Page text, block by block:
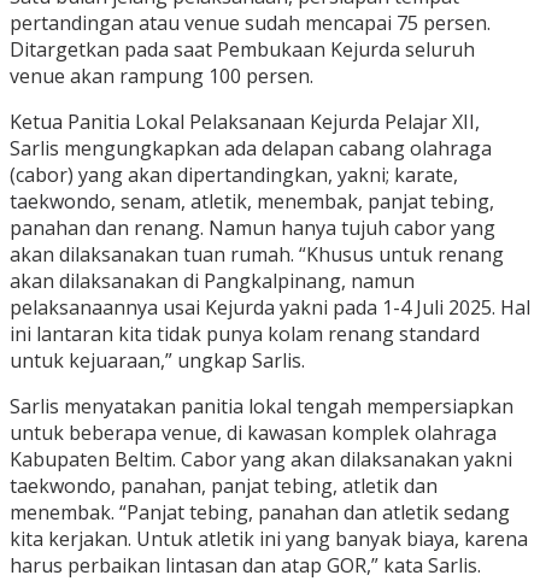
pertandingan atau venue sudah mencapai 75 persen.
Ditargetkan pada saat Pembukaan Kejurda seluruh
venue akan rampung 100 persen.
Ketua Panitia Lokal Pelaksanaan Kejurda Pelajar XII,
Sarlis mengungkapkan ada delapan cabang olahraga
(cabor) yang akan dipertandingkan, yakni; karate,
taekwondo, senam, atletik, menembak, panjat tebing,
panahan dan renang. Namun hanya tujuh cabor yang
akan dilaksanakan tuan rumah. “Khusus untuk renang
akan dilaksanakan di Pangkalpinang, namun
pelaksanaannya usai Kejurda yakni pada 1-4 Juli 2025. Hal
ini lantaran kita tidak punya kolam renang standard
untuk kejuaraan,” ungkap Sarlis.
Sarlis menyatakan panitia lokal tengah mempersiapkan
untuk beberapa venue, di kawasan komplek olahraga
Kabupaten Beltim. Cabor yang akan dilaksanakan yakni
taekwondo, panahan, panjat tebing, atletik dan
menembak. “Panjat tebing, panahan dan atletik sedang
kita kerjakan. Untuk atletik ini yang banyak biaya, karena
harus perbaikan lintasan dan atap GOR,” kata Sarlis.